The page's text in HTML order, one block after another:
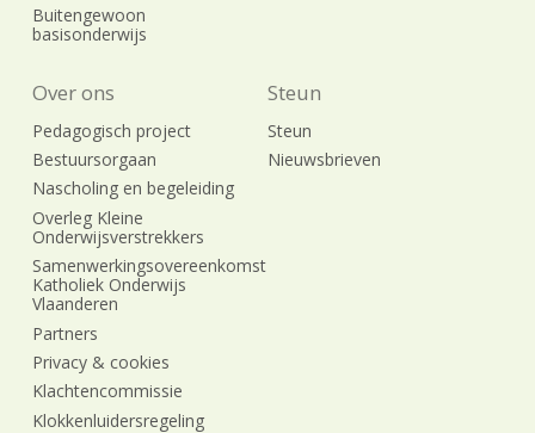
Buitengewoon
basisonderwijs
Over ons
Pedagogisch project
Bestuursorgaan
Nascholing en begeleiding
Overleg Kleine
Onderwijsverstrekkers
Samenwerkingsovereenkomst
Katholiek Onderwijs
Vlaanderen
Partners
Privacy & cookies
Klachtencommissie
Klokkenluidersregeling
Steun
Steun
Nieuwsbrieven